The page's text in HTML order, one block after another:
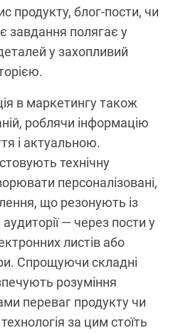
продукту, блог-пости, чи
завдання полягає у
у захопливий
в маркетингу також
роблячи інформацію
і актуальною.
технічну
персоналізовані,
що резонують із
— через пости у
листів або
Спрощуючи складні
розуміння
переваг продукту чи
за цим стоїть